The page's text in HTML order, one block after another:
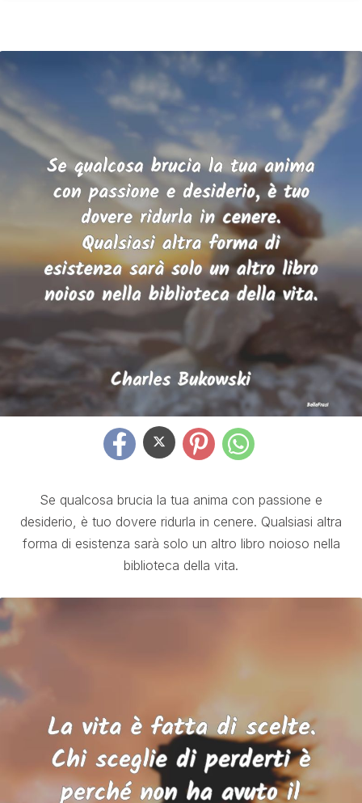
Se qualcosa brucia la tua anima con passione e
desiderio, è tuo dovere ridurla in cenere. Qualsiasi altra
forma di esistenza sarà solo un altro libro noioso nella
biblioteca della vita.